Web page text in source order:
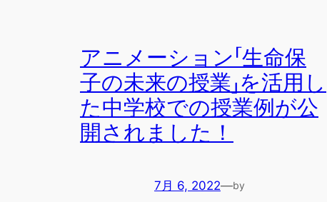
アニメーション「生命保
子の未来の授業」を活用し
た中学校での授業例が公
開されました！
7月 6, 2022—by